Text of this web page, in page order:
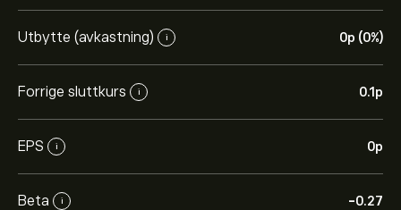
Utbytte (avkastning) i 0‎p‎ (0%)
Forrige sluttkurs i 0.1‎p‎
EPS i 0‎p‎
Beta i -0.27